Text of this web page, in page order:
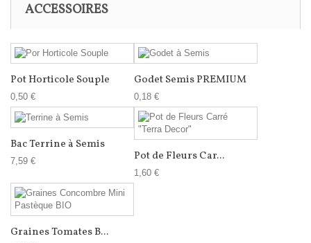
ACCESSOIRES
Pot Horticole Souple
0,50 €
Godet Semis PREMIUM
0,18 €
Bac Terrine à Semis
7,59 € Pot de Fleurs Car...
1,60 €
Graines Tomates B...